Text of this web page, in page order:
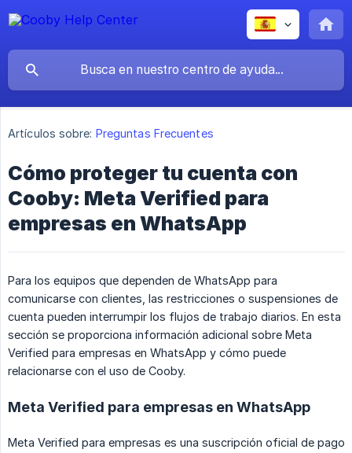
Artículos sobre: Preguntas Frecuentes
Cómo proteger tu cuenta con
Cooby: Meta Verified para
empresas en WhatsApp
Para los equipos que dependen de WhatsApp para
comunicarse con clientes, las restricciones o suspensiones de
cuenta pueden interrumpir los flujos de trabajo diarios. En esta
sección se proporciona información adicional sobre Meta
Verified para empresas en WhatsApp y cómo puede
relacionarse con el uso de Cooby.
Meta Verified para empresas en WhatsApp
Meta Verified para empresas es una suscripción oficial de pago